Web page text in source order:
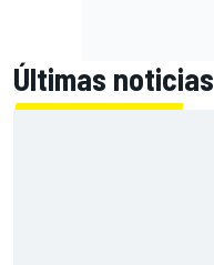
Últimas noticias